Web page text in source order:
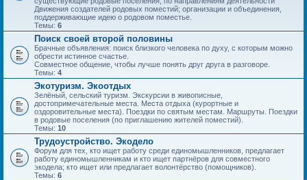
Движения создателей родовых поместий; организации и объединения,
поддерживающие идею о родовом поместье.
Темы: 6
Поиск своей второй половины
Брачные объявления: поиск близкого человека по духу, с которым можно
обрести истинное счастье.
Совместное общение, чтобы лучше понять друг друга в разговоре.
Темы: 4
Экотуризм. Экоотдых
Зелёный, сельский туризм. Экскурсии в живописные,
достопримечательные места. Места отдыха (курортные и
оздоровительные места). Поездки по святым местам. Маршруты. Поездки
в родовые поселения (по приглашению жителей поместий).
Темы: 10
Трудоустройство. Экодело
Форум для тех, кто ищет работу среди единомышленников, предлагает
работу единомышленникам и кто ищет партнёров для совместного
экодела; кто ищет или предлагает волонтёрство (помощников).
Темы: 6